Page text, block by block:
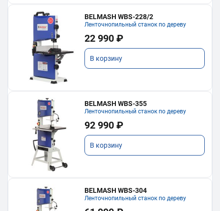
BELMASH WBS-228/2
Ленточнопильный станок по дереву
22 990 ₽
В корзину
BELMASH WBS-355
Ленточнопильный станок по дереву
92 990 ₽
В корзину
BELMASH WBS-304
Ленточнопильный станок по дереву